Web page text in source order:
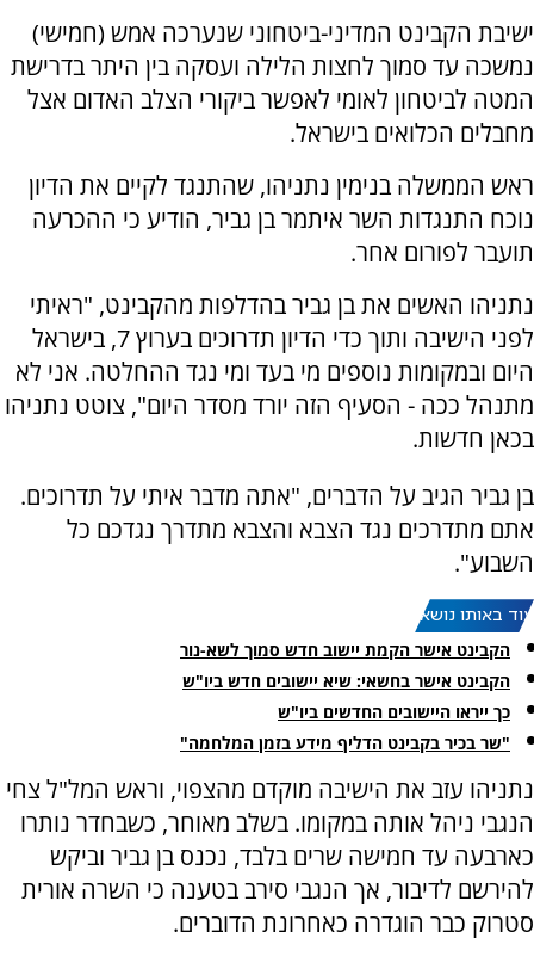
ישיבת הקבינט המדיני-ביטחוני שנערכה אמש (חמישי)
נמשכה עד סמוך לחצות הלילה ועסקה בין היתר בדרישת
המטה לביטחון לאומי לאפשר ביקורי הצלב האדום אצל
מחבלים הכלואים בישראל.
ראש הממשלה בנימין נתניהו, שהתנגד לקיים את הדיון
נוכח התנגדות השר איתמר בן גביר, הודיע כי ההכרעה
תועבר לפורום אחר.
נתניהו האשים את בן גביר בהדלפות מהקבינט, "ראיתי
לפני הישיבה ותוך כדי הדיון תדרוכים בערוץ 7, בישראל
היום ובמקומות נוספים מי בעד ומי נגד ההחלטה. אני לא
מתנהל ככה - הסעיף הזה יורד מסדר היום", צוטט נתניהו
בכאן חדשות.
בן גביר הגיב על הדברים, "אתה מדבר איתי על תדרוכים.
אתם מתדרכים נגד הצבא והצבא מתדרך נגדכם כל
השבוע".
עוד באותו נושא:
הקבינט אישר הקמת יישוב חדש סמוך לשא-נור
הקבינט אישר בחשאי: שיא יישובים חדש ביו"ש
כך ייראו היישובים החדשים ביו"ש
"שר בכיר בקבינט הדליף מידע בזמן המלחמה"
נתניהו עזב את הישיבה מוקדם מהצפוי, וראש המל"ל צחי
הנגבי ניהל אותה במקומו. בשלב מאוחר, כשבחדר נותרו
כארבעה עד חמישה שרים בלבד, נכנס בן גביר וביקש
להירשם לדיבור, אך הנגבי סירב בטענה כי השרה אורית
סטרוק כבר הוגדרה כאחרונת הדוברים.